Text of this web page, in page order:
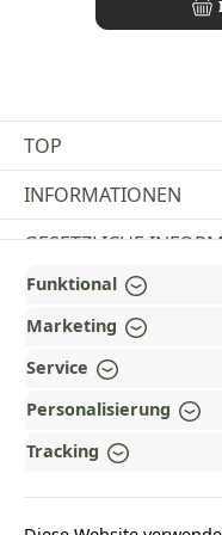
TOP
INFORMATIONEN
GESETZLICHE
ZAHLUNGS- UND
AUSGEZEICHNET
UNSERE
Funktional
Marketing
Service
Personalisierung
Tracking